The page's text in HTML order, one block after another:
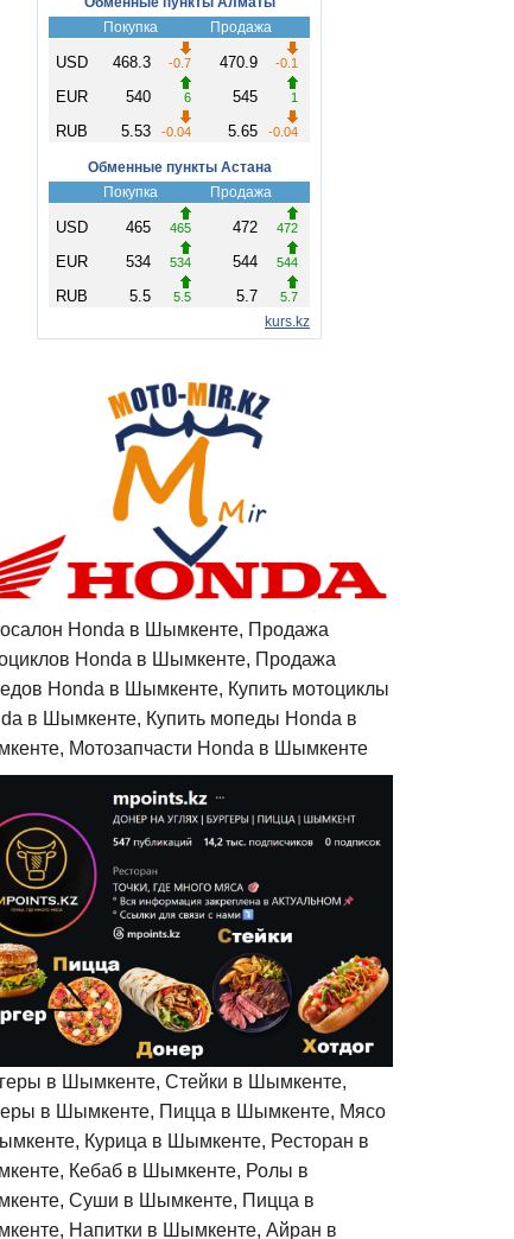
Honda в Шымкенте, Продажа
Honda в Шымкенте, Продажа
Honda в Шымкенте, Купить мотоциклы
в Шымкенте, Купить мопеды Honda в
Мотозапчасти Honda в Шымкенте
в Шымкенте, Стейки в Шымкенте,
в Шымкенте, Пицца в Шымкенте, Мясо
Курица в Шымкенте, Ресторан в
Кебаб в Шымкенте, Ролы в
Суши в Шымкенте, Пицца в
Напитки в Шымкенте, Айран в